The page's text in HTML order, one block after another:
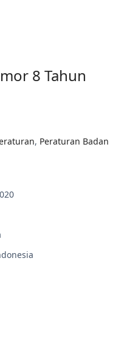
8 Tahun
, Peraturan Badan